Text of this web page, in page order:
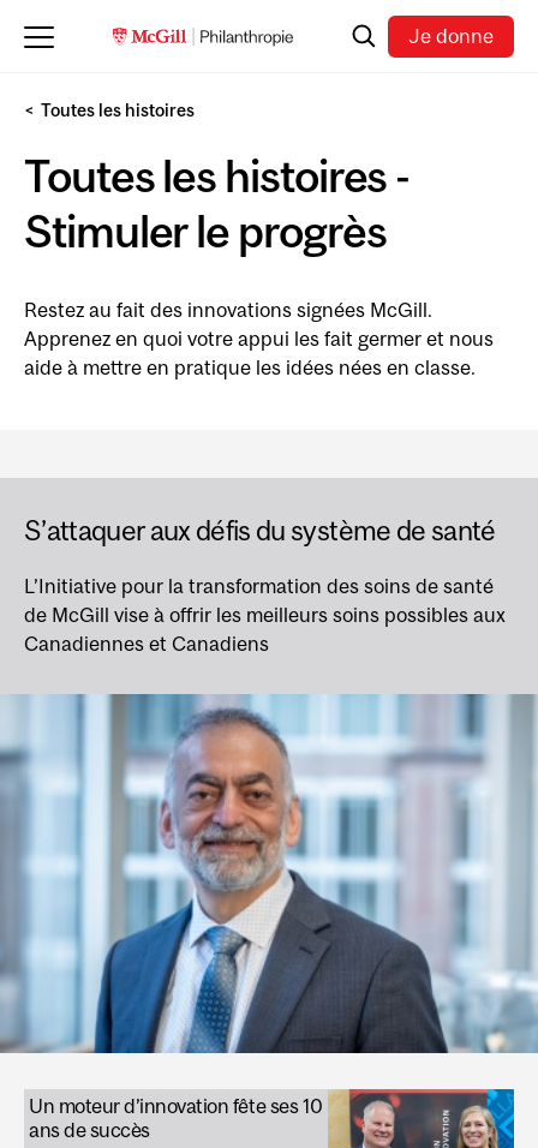
RechercheJe donne
Toutes les histoires
Toutes les histoires -
Stimuler le progrès
Restez au fait des innovations signées McGill.
Apprenez en quoi votre appui les fait germer et nous
aide à mettre en pratique les idées nées en classe.
S’attaquer aux défis du système de santé
L’Initiative pour la transformation des soins de santé
de McGill vise à offrir les meilleurs soins possibles aux
Canadiennes et Canadiens
Un moteur d’innovation fête ses 10
ans de succès